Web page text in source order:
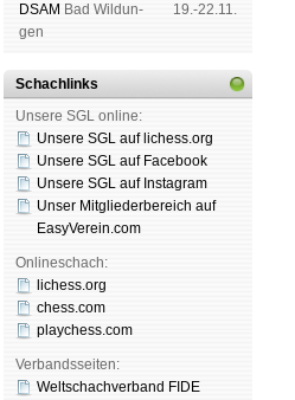
DSAM Bad Wil­dun­
gen
19.-22.11.
Schachlinks
Unsere SGL online:
Unsere SGL auf li­chess.org
Unsere SGL auf Face­book
Unsere SGL auf Insta­gram
Unser Mitgliederbereich auf
EasyVerein.com
Onlineschach:
lichess.org
chess.com
playchess.com
Verbandsseiten:
Weltschachverband FIDE